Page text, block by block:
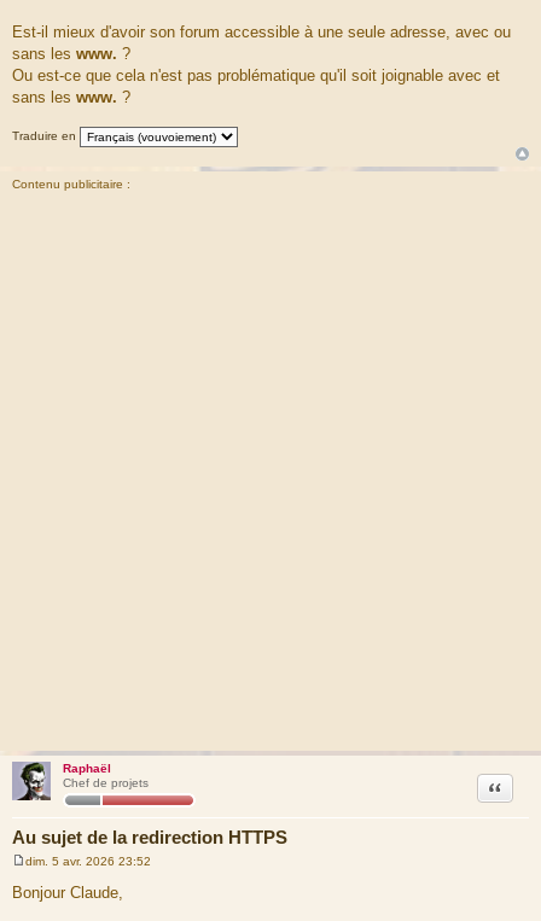
Est-il mieux d'avoir son forum accessible à une seule adresse, avec ou
sans les www. ?
Ou est-ce que cela n'est pas problématique qu'il soit joignable avec et
sans les www. ?
Traduire en
Contenu publicitaire :
Raphaël
Chef de projets
Au sujet de la redirection HTTPS
Citation
s
dim. 5 avr. 2026 23:52
Bonjour Claude,